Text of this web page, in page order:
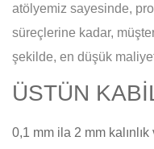
atölyemiz sayesinde,
süreçlerine kadar,
şekilde, en düşük
ÜSTÜN
0,1 mm ila 2 mm